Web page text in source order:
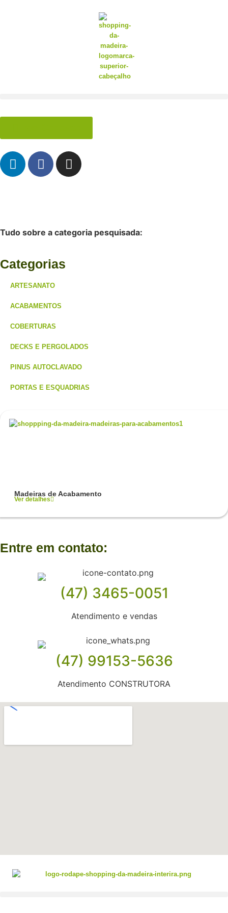
Tudo sobre a categoria pesquisada:
Categorias
ARTESANATO
ACABAMENTOS
COBERTURAS
DECKS E PERGOLADOS
PINUS AUTOCLAVADO
PORTAS E ESQUADRIAS
Madeiras de Acabamento
Ver detalhes
Entre em contato:
(47) 3465-0051
Atendimento e vendas
(47) 99153-5636
Atendimento CONSTRUTORA